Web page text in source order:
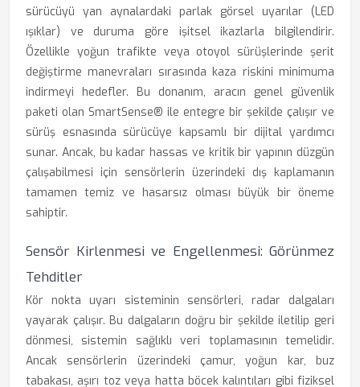
sürücüyü yan aynalardaki parlak görsel uyarılar (LED
ışıklar) ve duruma göre işitsel ikazlarla bilgilendirir.
Özellikle yoğun trafikte veya otoyol sürüşlerinde şerit
değiştirme manevraları sırasında kaza riskini minimuma
indirmeyi hedefler. Bu donanım, aracın genel güvenlik
paketi olan SmartSense® ile entegre bir şekilde çalışır ve
sürüş esnasında sürücüye kapsamlı bir dijital yardımcı
sunar. Ancak, bu kadar hassas ve kritik bir yapının düzgün
çalışabilmesi için sensörlerin üzerindeki dış kaplamanın
tamamen temiz ve hasarsız olması büyük bir öneme
sahiptir.
Sensör Kirlenmesi ve Engellenmesi: Görünmez
Tehditler
Kör nokta uyarı sisteminin sensörleri, radar dalgaları
yayarak çalışır. Bu dalgaların doğru bir şekilde iletilip geri
dönmesi, sistemin sağlıklı veri toplamasının temelidir.
Ancak sensörlerin üzerindeki çamur, yoğun kar, buz
tabakası, aşırı toz veya hatta böcek kalıntıları gibi fiziksel